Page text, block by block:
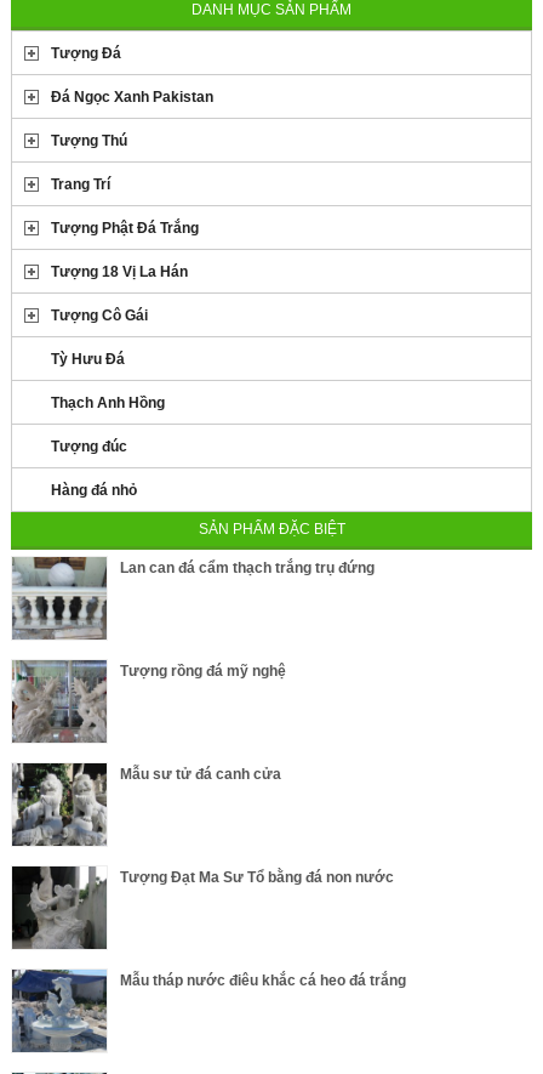
DANH MỤC SẢN PHẨM
Tượng Đá
Đá Ngọc Xanh Pakistan
Tượng Thú
Trang Trí
Tượng Phật Đá Trắng
Tượng 18 Vị La Hán
Tượng Cô Gái
Tỳ Hưu Đá
Thạch Anh Hồng
Tượng đúc
Hàng đá nhỏ
SẢN PHẨM ĐẶC BIỆT
Lan can đá cẩm thạch trắng trụ đứng
Tượng rồng đá mỹ nghệ
Mẫu sư tử đá canh cửa
Tượng Đạt Ma Sư Tổ bằng đá non nước
Mẫu tháp nước điêu khắc cá heo đá trắng